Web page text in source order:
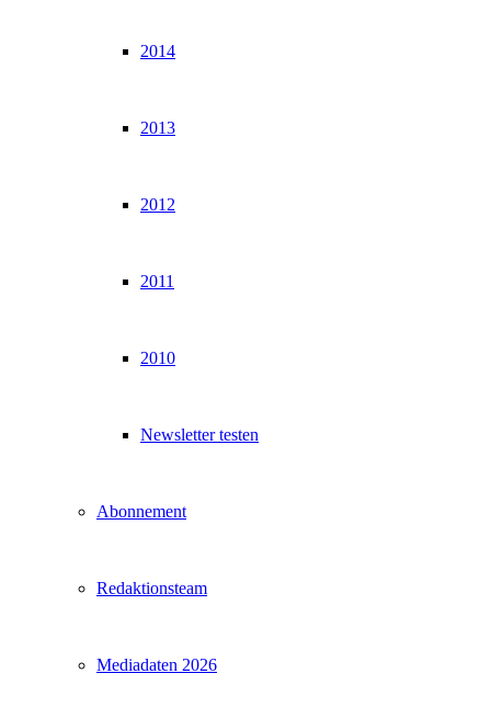
2014
2013
2012
2011
2010
Newsletter testen
Abonnement
Redaktionsteam
Mediadaten 2026